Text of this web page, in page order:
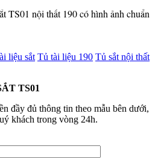
TS01 nội thất 190 có hình ảnh chuẩn
liệu sắt Tủ tài liệu 190 Tủ sắt nội thất
TS01
đầy đủ thông tin theo mẫu bên dưới,
khách trong vòng 24h.